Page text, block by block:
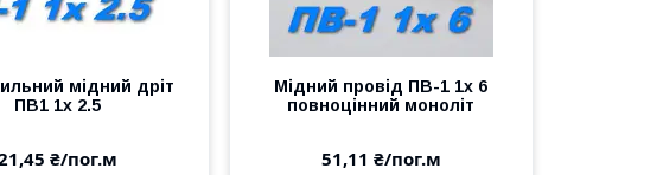
мідний дріт
ПВ1 1х 2.5
₴/пог.м
Мідний провід ПВ-1 1х 6
повноцінний моноліт
51,11 ₴/пог.м